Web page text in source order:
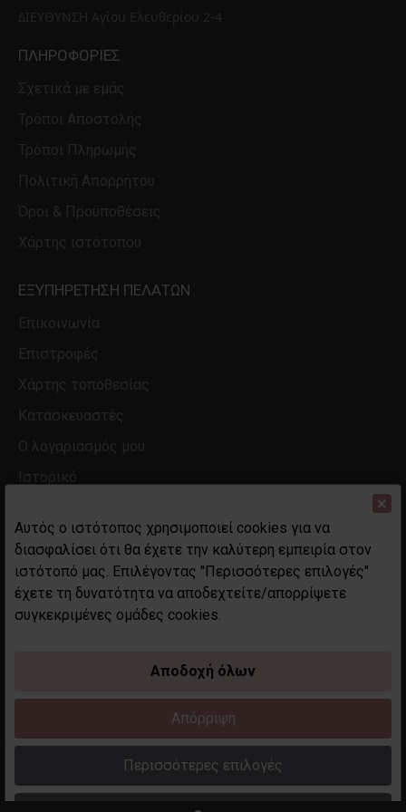
ΔΙΕΥΘΥΝΣΗ Αγίου Ελευθερίου 2-4
ΠΛΗΡΟΦΟΡΊΕΣ
Σχετικά με εμάς
Τρόποι Αποστολής
Τρόποι Πληρωμής
Πολιτική Απορρήτου
Όροι & Προϋποθέσεις
Χάρτης ιστότοπου
ΕΞΥΠΗΡΈΤΗΣΗ ΠΕΛΑΤΏΝ
Επικοινωνία
Επιστροφές
Χάρτης τοποθεσίας
Κατασκευαστές
Ο λογαριασμός μου
Ιστορικό
Copyright 2023 maddame.gr. All rights reserved. Created by
×
Αυτός ο ιστότοπος χρησιμοποιεί cookies για να
διασφαλίσει ότι θα έχετε την καλύτερη εμπειρία στον
ιστότοπό μας. Επιλέγοντας "Περισσότερες επιλογές"
έχετε τη δυνατότητα να αποδεχτείτε/απορρίψετε
συγκεκριμένες ομάδες cookies.
Αποδοχή όλων
Απόρριψη
Περισσότερες επιλογές